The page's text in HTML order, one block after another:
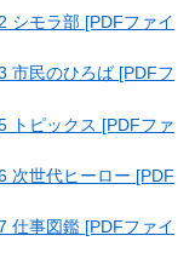
シモラ部 [PDFファイ
市民のひろば [PDFフ
トピックス [PDFファ
次世代ヒーロー [PDF
仕事図鑑 [PDFファイ